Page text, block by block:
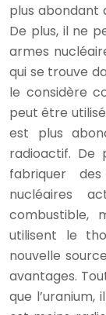
plus abondant
De plus, il ne
armes
qui se trouve
le considère
peut être
est plus
radioactif. De
fabriquer
nucléaires
combustible,
utilisent le
nouvelle
avantages.
que